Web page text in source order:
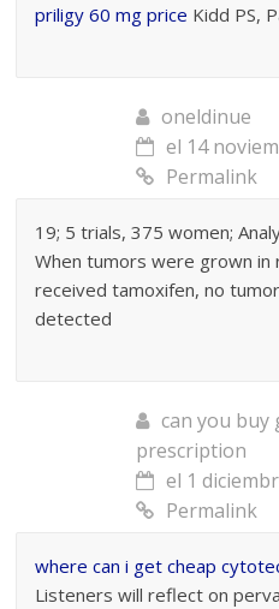
priligy 60 mg price Kidd PS,
oneldinue
el 14
Permalink
19; 5 trials, 375 women;
When tumors were grown in
received tamoxifen, no
detected
can you buy
prescription
el 1
Permalink
where can i get cheap
Listeners will reflect on